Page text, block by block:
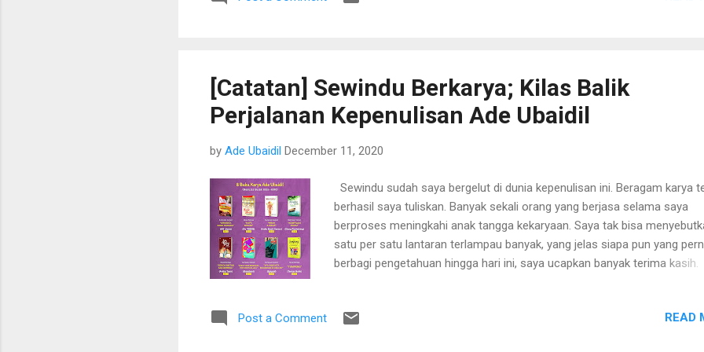
lama bagi saya untuk menyelesaikan novel itu dalam sekali duduk. Dua
tiga jam saya...
[Catatan] Sewindu Berkarya; Kilas Balik
Perjalanan Kepenulisan Ade Ubaidil
by Ade Ubaidil December 11, 2020
Sewindu sudah saya bergelut di dunia kepenulisan ini. Beragam karya
berhasil saya tuliskan. Banyak sekali orang yang berjasa selama saya
berproses meningkahi anak tangga kekaryaan. Saya tak bisa
satu per satu lantaran terlampau banyak, yang jelas siapa pun yang
berbagi pengetahuan hingga hari ini, saya ucapkan banyak terima kasih.
permukaan, dengan buih-buih yang sesekali lenyap tersapu angin. Saya
Post a Comment READ